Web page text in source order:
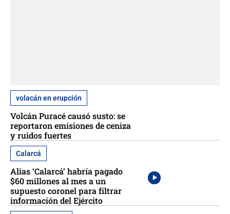
volacán en erupción
Volcán Puracé causó susto: se
reportaron emisiones de ceniza
y ruidos fuertes
Calarcá
Alias ‘Calarcá’ habría pagado
$60 millones al mes a un
supuesto coronel para filtrar
información del Ejército